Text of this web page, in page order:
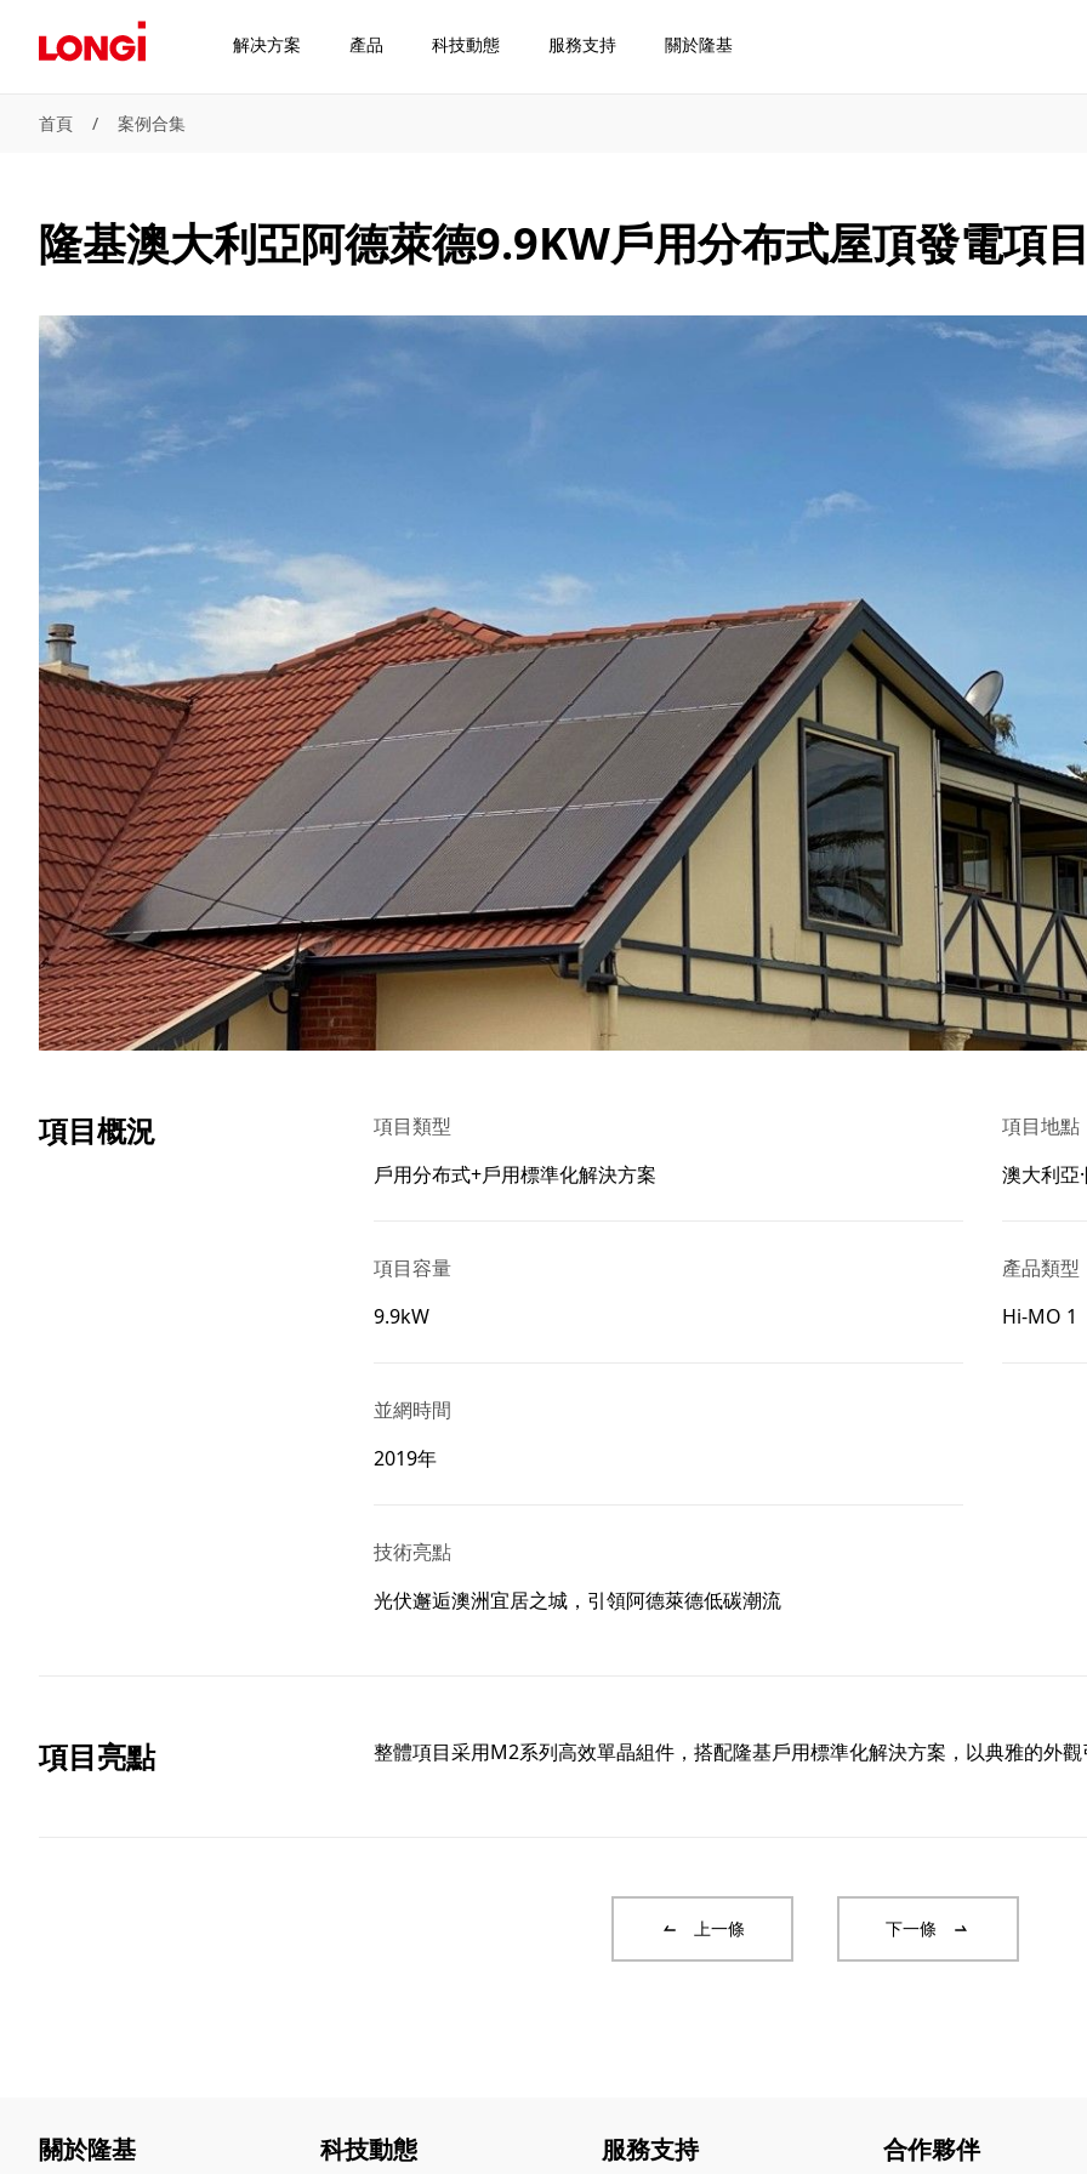
解决方案 產品 科技動態 服務支持 關於隆基
首頁 / 案例合集
隆基澳大利亞阿德萊德9.9KW戶用分布式屋頂發電項目
項目概況
項目類型
戶用分布式+戶用標準化解決方案
項目地點
澳大利亞
項目容量
9.9kW
產品類型
Hi-MO 1
並網時間
2019年
技術亮點
光伏邂逅澳洲宜居之城，引領阿德萊德低碳潮流
項目亮點 整體項目采用M2系列高效單晶組件，搭配隆基戶用標準化解決方案，以典雅的外觀
上一條 下一條
關於隆基 科技動態 服務支持 合作夥伴